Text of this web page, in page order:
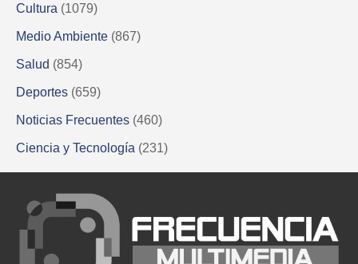
Cultura (1079)
Medio Ambiente (867)
Salud (854)
Deportes (659)
Noticias Frecuentes (460)
Ciencia y Tecnología (231)